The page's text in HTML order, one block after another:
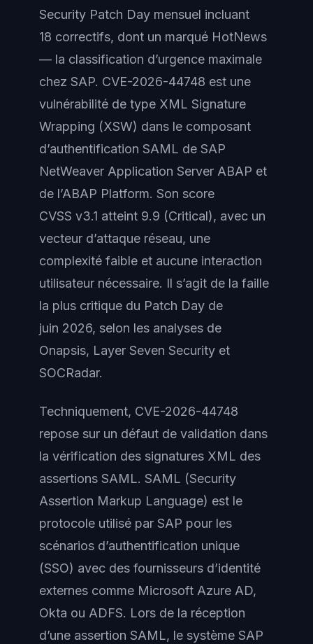
Security Patch Day mensuel incluant
18 correctifs, dont un marqué HotNews
— la classification d’urgence maximale
chez SAP. CVE-2026-44748 est une
vulnérabilité de type XML Signature
Wrapping (XSW) dans le composant
d’authentification SAML de SAP
NetWeaver Application Server ABAP et
de l’ABAP Platform. Son score
CVSS v3.1 atteint 9.9 (Critical), avec un
vecteur d’attaque réseau, une
complexité faible et aucune interaction
utilisateur nécessaire. Il s’agit de la faille
la plus critique du Patch Day de
juin 2026, selon les analyses de
Onapsis, Layer Seven Security et
SOCRadar.
Techniquement, CVE-2026-44748
repose sur un défaut de validation dans
la vérification des signatures XML des
assertions SAML. SAML (Security
Assertion Markup Language) est le
protocole utilisé par SAP pour les
scénarios d’authentification unique
(SSO) avec des fournisseurs d’identité
externes comme Microsoft Azure AD,
Okta ou ADFS. Lors de la réception
d’une assertion SAML, le système SAP